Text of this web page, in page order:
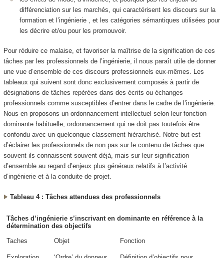
différenciation sur les marchés, qui caractérisent les discours sur la
formation et l’ingénierie , et les catégories sémantiques utilisées pour
les décrire et/ou pour les promouvoir.
Pour réduire ce malaise, et favoriser la maîtrise de la signification de ces
tâches par les professionnels de l’ingénierie, il nous paraît utile de donner
une vue d’ensemble de ces discours professionnels eux-mêmes. Les
tableaux qui suivent sont donc exclusivement composés à partir de
désignations de tâches repérées dans des écrits ou échanges
professionnels comme susceptibles d’entrer dans le cadre de l’ingénierie.
Nous en proposons un ordonnancement intellectuel selon leur fonction
dominante habituelle, ordonnancement qui ne doit pas toutefois être
confondu avec un quelconque classement hiérarchisé. Notre but est
d’éclairer les professionnels de non pas sur le contenu de tâches que
souvent ils connaissent souvent déjà, mais sur leur signification
d’ensemble au regard d’enjeux plus généraux relatifs à l’activité
d’ingénierie et à la conduite de projet.
Tableau 4 : Tâches attendues des professionnels
Tâches d’ingénierie s’inscrivant en dominante en référence à la
détermination des objectifs
Taches
Objet Fonction